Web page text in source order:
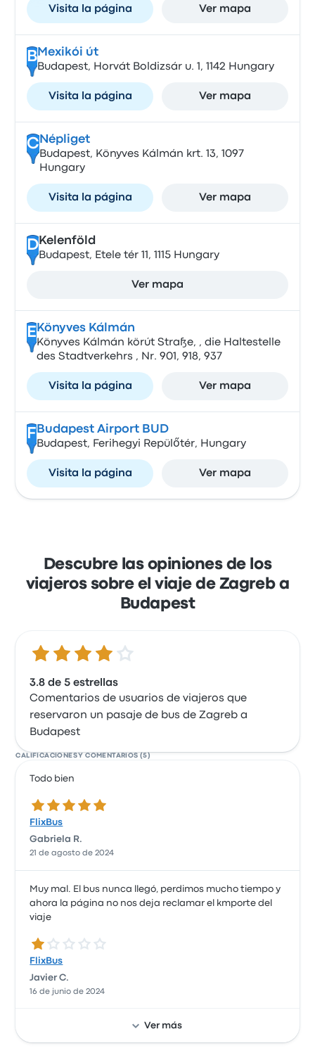
Visita la página Ver mapa
B Mexikói út
Budapest, Horvát Boldizsár u. 1, 1142 Hungary
Visita la página Ver mapa
CNépliget
Budapest, Könyves Kálmán krt. 13, 1097
Hungary
Visita la página Ver mapa
DKelenföld
Budapest, Etele tér 11, 1115 Hungary
Ver mapa
E Könyves Kálmán
Könyves Kálmán körút Straße, , die Haltestelle
des Stadtverkehrs , Nr. 901, 918, 937
Visita la página Ver mapa
F Budapest Airport BUD
Budapest, Ferihegyi Repülőtér, Hungary
Visita la página Ver mapa
Descubre las opiniones de los
viajeros sobre el viaje de Zagreb a
Budapest
3.8 de 5 estrellas
3.8 de 5 estrellas
Comentarios de usuarios de viajeros que
reservaron un pasaje de bus de Zagreb a
Budapest
CALIFICACIONES Y COMENTARIOS (5)
Todo bien
5.0 de 5 estrellas
FlixBus
Gabriela R.
21 de agosto de 2024
Muy mal. El bus nunca llegó, perdimos mucho tiempo y
ahora la página no nos deja reclamar el kmporte del
viaje
1.0 de 5 estrellas
FlixBus
Javier C.
16 de junio de 2024
Ver más